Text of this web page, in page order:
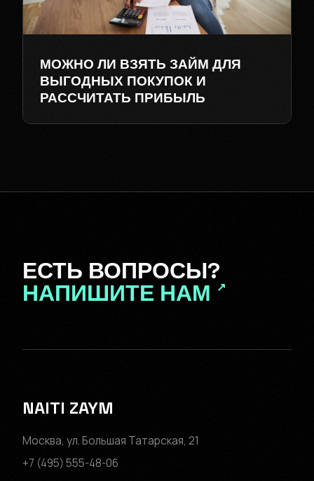
МОЖНО ЛИ ВЗЯТЬ ЗАЙМ ДЛЯ
ВЫГОДНЫХ ПОКУПОК И
РАССЧИТАТЬ ПРИБЫЛЬ
ЕСТЬ ВОПРОСЫ?
НАПИШИТЕ НАМ ↗
NAITI ZAYM
Москва, ул. Большая Татарская, 21
+7 (495) 555-48-06